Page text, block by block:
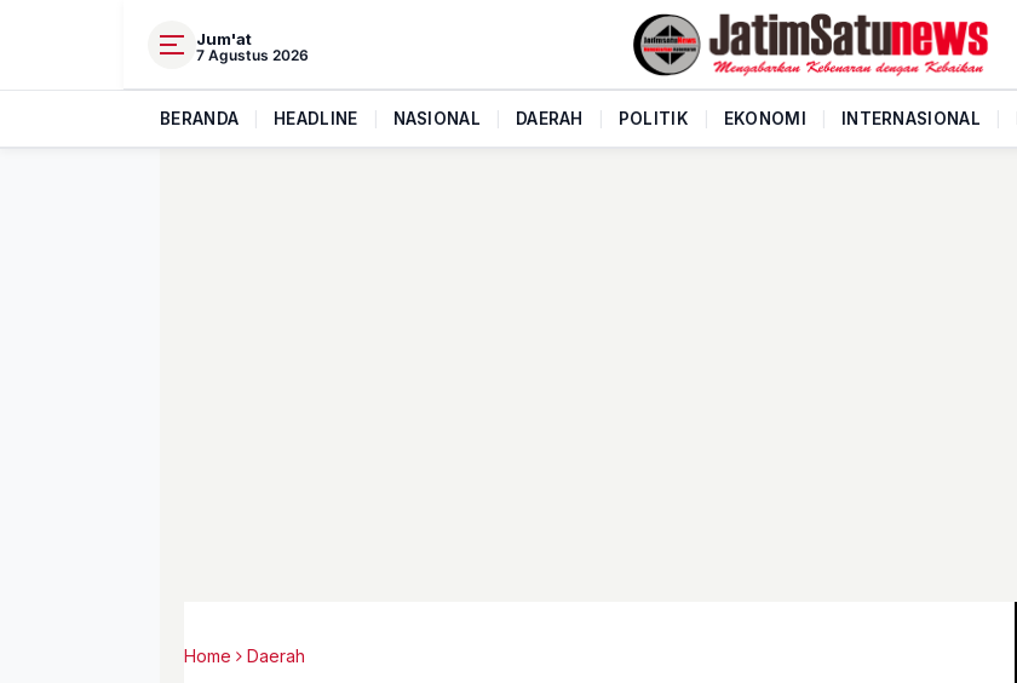
Jum'at
7 Agustus 2026
BERANDA HEADLINE NASIONAL DAERAH POLITIK EKONOMI INTERNASIONAL
Home Daerah